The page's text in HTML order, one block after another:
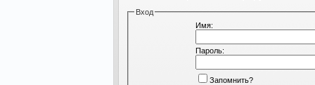
Вход
Имя:
Пароль:
Запомнить?